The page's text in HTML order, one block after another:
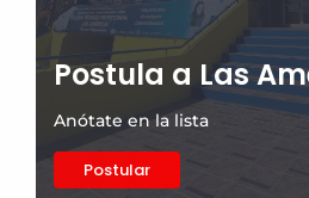
Postula a Las
Anótate en la lista
Postular